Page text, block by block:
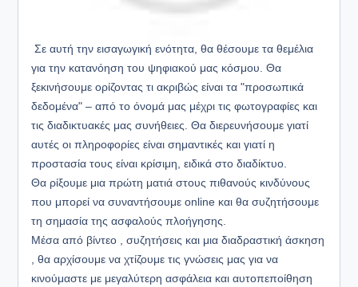
Σε αυτή την εισαγωγική ενότητα, θα θέσουμε τα θεμέλια
για την κατανόηση του ψηφιακού μας κόσμου. Θα
ξεκινήσουμε ορίζοντας τι ακριβώς είναι τα "προσωπικά
δεδομένα" – από το όνομά μας μέχρι τις φωτογραφίες και
τις διαδικτυακές μας συνήθειες. Θα διερευνήσουμε γιατί
αυτές οι πληροφορίες είναι σημαντικές και γιατί η
προστασία τους είναι κρίσιμη, ειδικά στο διαδίκτυο.
Θα ρίξουμε μια πρώτη ματιά στους πιθανούς κινδύνους
που μπορεί να συναντήσουμε online και θα συζητήσουμε
τη σημασία της ασφαλούς πλοήγησης.
Μέσα από βίντεο , συζητήσεις και μια διαδραστική άσκηση
, θα αρχίσουμε να χτίζουμε τις γνώσεις μας για να
κινούμαστε με μεγαλύτερη ασφάλεια και αυτοπεποίθηση